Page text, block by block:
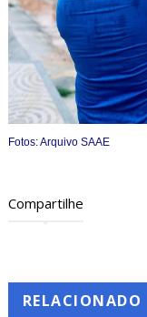
Fotos: Arquivo SAAE
Compartilhe
RELACIONADO